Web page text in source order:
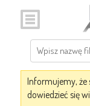
Informujemy, że
dowiedzieć się